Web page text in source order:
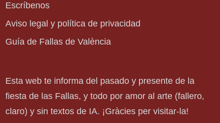
Escríbenos
Aviso legal y política de privacidad
Guía de Fallas de València
Esta web te informa del pasado y presente de la
fiesta de las Fallas, y todo por amor al arte (fallero,
claro) y sin textos de IA. ¡Gràcies per visitar-la!